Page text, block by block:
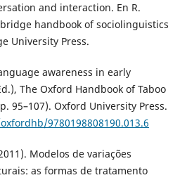
and interaction. En R.
handbook of sociolinguistics
University Press.
awareness in early
The Oxford Handbook of Taboo
95–107). Oxford University Press.
9780198808190.013.6
Modelos de variações
as formas de tratamento